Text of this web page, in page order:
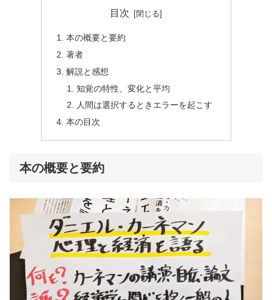
目次
本の概要と要約
著者
解説と感想
知覚の特性、変化と平均
人間は選択するときエラーを起こす
本の目次
本の概要と要約